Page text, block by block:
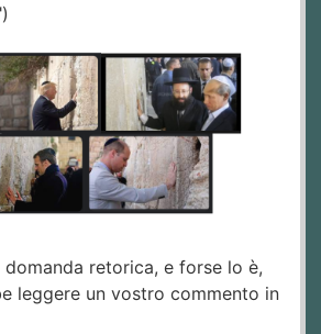
domanda retorica, e forse lo è,
leggere un vostro commento in